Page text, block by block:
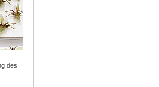
des